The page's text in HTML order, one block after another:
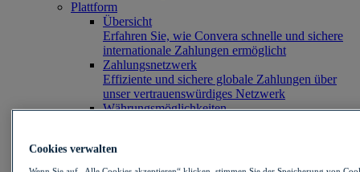
Plattform
Übersicht
Erfahren Sie, wie Convera schnelle und sichere
internationale Zahlungen ermöglicht
Zahlungsnetzwerk
Effiziente und sichere globale Zahlungen über
unser vertrauenswürdiges Netzwerk
Währungsmöglichkeiten
Globale Währungskonten
Halten und verwalten Sie mehr als
Cookies verwalten